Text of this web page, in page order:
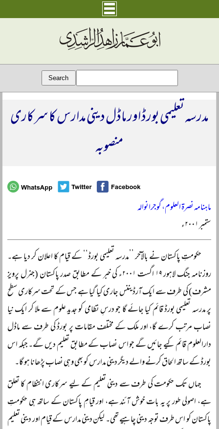
مدرسہ تعلیمی بورڈ اور ماڈل دینی مدارس کا سرکاری
منصوبہ
ماہنامہ نصرۃ العلوم، گوجرانوالہ
ستمبر ۲۰۰۱ء
حکومتِ پاکستان نے بالآخر ’’مدرسہ تعلیمی بورڈ‘‘ کے قیام کا اعلان کر دیا ہے۔
روزنامہ جنگ لاہور ۱۹ اگست ۲۰۰۱ء کی خبر کے مطابق صدر پاکستان (جنرل پرویز
مشرف) کی طرف سے ایک آرڈیننس جاری کیا گیا ہے جس کے تحت سرکاری سطح
پر مدرسہ تعلیمی بورڈ قائم کیا جائے گا جو درسِ نظامی کو جدید علوم سے ملا کر ایک نیا
نصاب مرتب کرے گا، اور ملک کے مختلف مقامات پر بورڈ کی طرف سے ماڈل
دارالعلوم قائم کیے جائیں گے جو اس نصاب کے مطابق تعلیم دیں گے۔ جبکہ اس
بورڈ کے ساتھ الحاق کرنے والے دیگر دینی مدارس کو بھی وہی نصاب پڑھانا ہو گا۔
جہاں تک حکومت کی طرف سے دینی تعلیم کے لیے سرکاری انتظام کا تعلق
ہے، اصولی طور پر یہ بات خوش آئند ہے، اور قیامِ پاکستان کے ساتھ ہی حکومتِ
پاکستان کو اس طرف توجہ دینی چاہیے تھی۔ لیکن دینی مدارس کے قیام اور دینی تعلیم